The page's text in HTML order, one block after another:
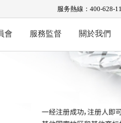
服务熱線：400-628-
會 服務監督 關於我們